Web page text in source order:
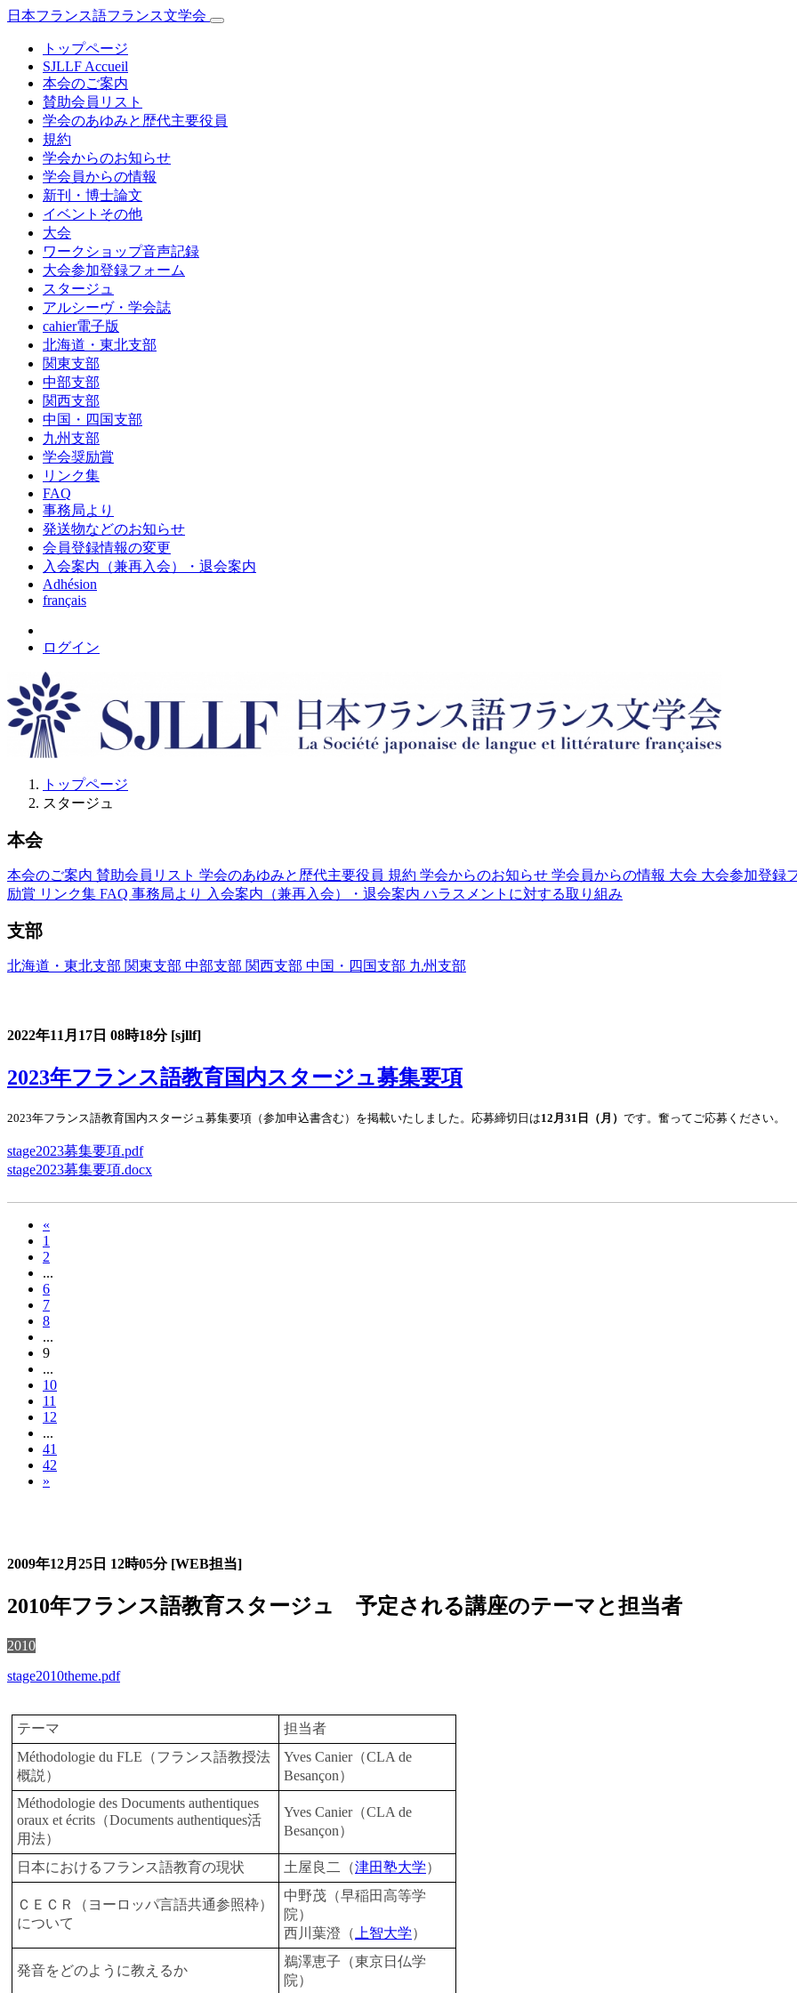
日本フランス語フランス文学会
トップページ
SJLLF Accueil
本会のご案内
賛助会員リスト
学会のあゆみと歴代主要役員
規約
学会からのお知らせ
学会員からの情報
新刊・博士論文
イベントその他
大会
ワークショップ音声記録
大会参加登録フォーム
スタージュ
アルシーヴ・学会誌
cahier電子版
北海道・東北支部
関東支部
中部支部
関西支部
中国・四国支部
九州支部
学会奨励賞
リンク集
FAQ
事務局より
発送物などのお知らせ
会員登録情報の変更
入会案内（兼再入会）・退会案内
Adhésion
français
ログイン
トップページ
スタージュ
本会
本会のご案内 賛助会員リスト 学会のあゆみと歴代主要役員 規約 学会からのお知らせ 学会員からの情報 大会 大会参加登録
励賞 リンク集 FAQ 事務局より 入会案内（兼再入会）・退会案内 ハラスメントに対する取り組み
支部
北海道・東北支部 関東支部 中部支部 関西支部 中国・四国支部 九州支部
2022年11月17日 08時18分 [sjllf]
2023年フランス語教育国内スタージュ募集要項
2023年フランス語教育国内スタージュ募集要項（参加申込書含む）を掲載いたしました。応募締切日は12月31日（月） です。奮ってご応募ください。
stage2023募集要項.pdf
stage2023募集要項.docx
«
1
2
...
6
7
8
...
9
...
10
11
12
...
41
42
»
2009年12月25日 12時05分 [WEB担当]
2010年フランス語教育スタージュ 予定される講座のテーマと担当者
2010
stage2010theme.pdf
テーマ
担当者
Méthodologie du FLE（フランス語教授法
概説）
Yves Canier（CLA de
Besançon）
Méthodologie des Documents authentiques
oraux et écrits（Documents authentiques活
用法）
Yves Canier（CLA de
Besançon）
日本におけるフランス語教育の現状 土屋良二（津田塾大学）
ＣＥＣＲ（ヨーロッパ言語共通参照枠）
について
中野茂（早稲田高等学
院）
西川葉澄（ 上智大学）
発音をどのように教えるか
鵜澤恵子（東京日仏学
院）